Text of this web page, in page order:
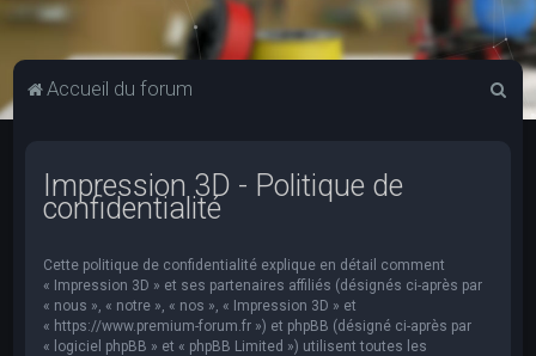
Accueil du forum
Impression 3D - Politique de
confidentialité
Cette politique de confidentialité explique en détail comment
« Impression 3D » et ses partenaires affiliés (désignés ci-après par
« nous », « notre », « nos », « Impression 3D » et
« https://www.premium-forum.fr ») et phpBB (désigné ci-après par
« logiciel phpBB » et « phpBB Limited ») utilisent toutes les